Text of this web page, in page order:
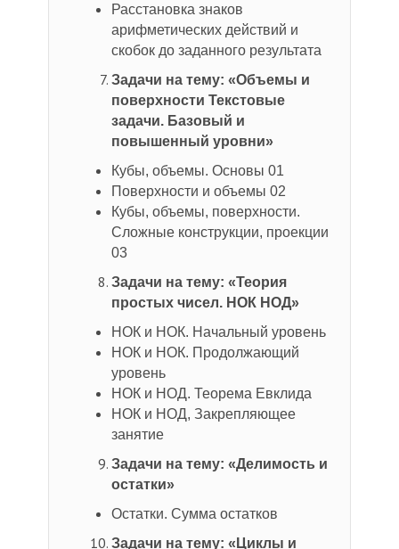
Расстановка знаков
арифметических действий и
скобок до заданного результата
Задачи на тему: «Объемы и
поверхности Текстовые
задачи. Базовый и
повышенный уровни»
Кубы, объемы. Основы 01
Поверхности и объемы 02
Кубы, объемы, поверхности.
Сложные конструкции, проекции
03
Задачи на тему: «Теория
простых чисел. НОК НОД»
НОК и НОК. Начальный уровень
НОК и НОК. Продолжающий
уровень
НОК и НОД. Теорема Евклида
НОК и НОД, Закрепляющее
занятие
Задачи на тему: «Делимость и
остатки»
Остатки. Сумма остатков
Задачи на тему: «Циклы и